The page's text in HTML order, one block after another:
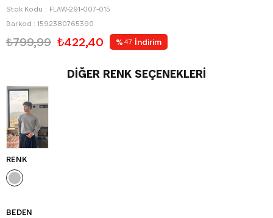
Stok Kodu
FLAW-291-007-015
Barkod : 1592380765390
₺799,99 ₺422,40 % 47 İndirim
DIĞER RENK SEÇENEKLERI
RENK
BEDEN